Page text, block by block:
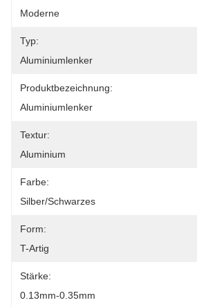
Moderne
Typ:
Aluminiumlenker
Produktbezeichnung:
Aluminiumlenker
Textur:
Aluminium
Farbe:
Silber/Schwarzes
Form:
T-Artig
Stärke:
0.13mm-0.35mm